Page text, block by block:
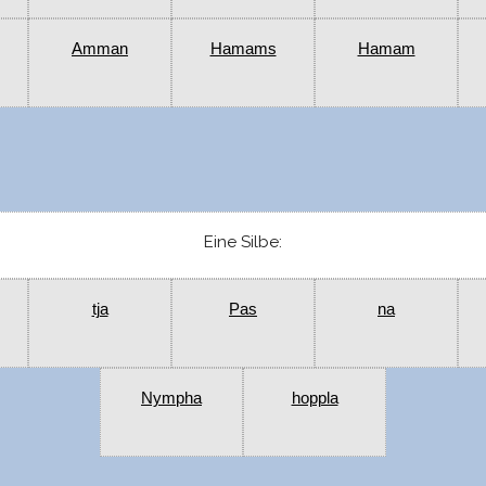
Amman Hamams Hamam
Eine Silbe:
tja Pas na
Nympha hoppla